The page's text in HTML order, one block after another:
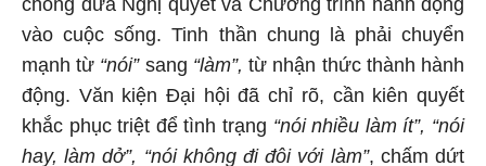
vào cuộc sống. Tinh thần chung là phải chuyển
mạnh từ “nói”sang “làm”, từ nhận thức thành hành
động. Văn kiện Đại hội đã chỉ rõ, cần kiên quyết
khắc phục triệt để tình trạng “nói nhiều làm ít”, “nói
hay, làm dở”, “nói không đi đôi với làm”, chấm dứt